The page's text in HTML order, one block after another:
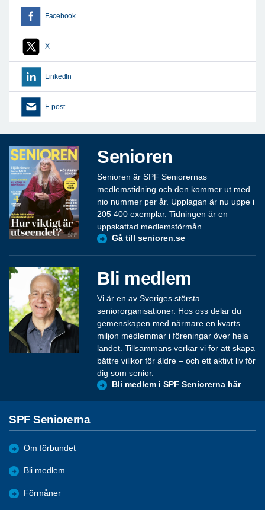
Facebook
X
LinkedIn
E-post
Senioren
Senioren är SPF Seniorernas
medlemstidning och den kommer ut med
nio nummer per år. Upplagan är nu uppe i
205 400 exemplar. Tidningen är en
uppskattad medlemsförmån.
Gå till senioren.se
Bli medlem
Vi är en av Sveriges största
seniororganisationer. Hos oss delar du
gemenskapen med närmare en kvarts
miljon medlemmar i föreningar över hela
landet. Tillsammans verkar vi för att skapa
bättre villkor för äldre – och ett aktivt liv för
dig som senior.
Bli medlem i SPF Seniorerna här
SPF Seniorerna
Om förbundet
Bli medlem
Förmåner